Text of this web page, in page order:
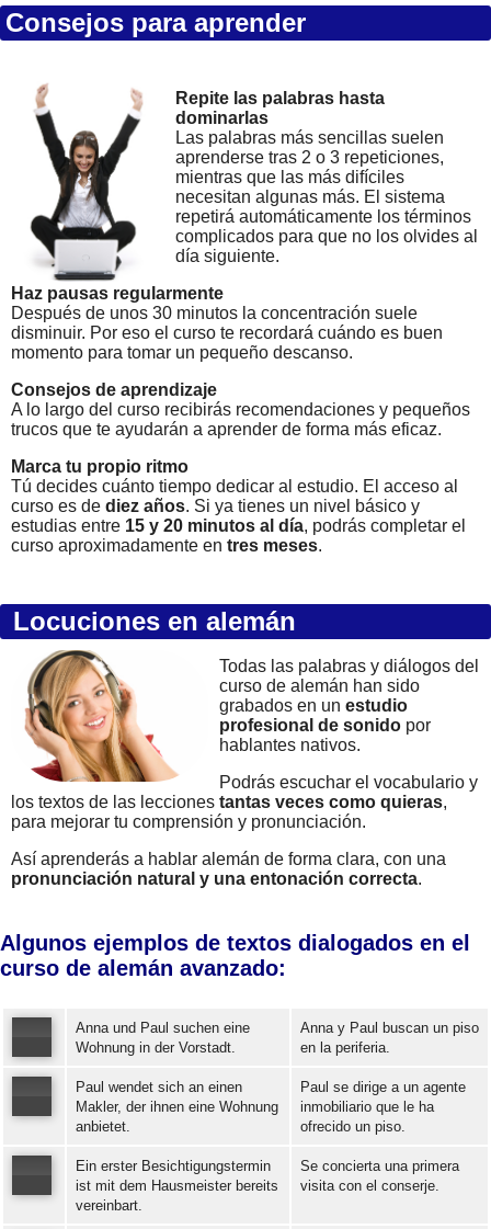
Consejos para aprender
Repite las palabras hasta
dominarlas
Las palabras más sencillas suelen
aprenderse tras 2 o 3 repeticiones,
mientras que las más difíciles
necesitan algunas más. El sistema
repetirá automáticamente los términos
complicados para que no los olvides al
día siguiente.
Haz pausas regularmente
Después de unos 30 minutos la concentración suele
disminuir. Por eso el curso te recordará cuándo es buen
momento para tomar un pequeño descanso.
Consejos de aprendizaje
A lo largo del curso recibirás recomendaciones y pequeños
trucos que te ayudarán a aprender de forma más eficaz.
Marca tu propio ritmo
Tú decides cuánto tiempo dedicar al estudio. El acceso al
curso es de diez años. Si ya tienes un nivel básico y
estudias entre 15 y 20 minutos al día, podrás completar el
curso aproximadamente en tres meses.
Locuciones en alemán
Todas las palabras y diálogos del
curso de alemán han sido
grabados en un estudio
profesional de sonido por
hablantes nativos.
Podrás escuchar el vocabulario y
los textos de las lecciones tantas veces como quieras,
para mejorar tu comprensión y pronunciación.
Así aprenderás a hablar alemán de forma clara, con una
pronunciación natural y una entonación correcta.
Algunos ejemplos de textos dialogados en el
curso de alemán avanzado:
Error loading: "https://www.idiomaspc.com/curso-aprender-aleman-avanzado/audio/4003.mp3"
Anna und Paul suchen eine
Wohnung in der Vorstadt.
Anna y Paul buscan un piso
en la periferia.
Paul wendet sich an einen
Makler, der ihnen eine Wohnung
anbietet.
Paul se dirige a un agente
inmobiliario que le ha
ofrecido un piso.
Ein erster Besichtigungstermin
ist mit dem Hausmeister bereits
vereinbart.
Se concierta una primera
visita con el conserje.